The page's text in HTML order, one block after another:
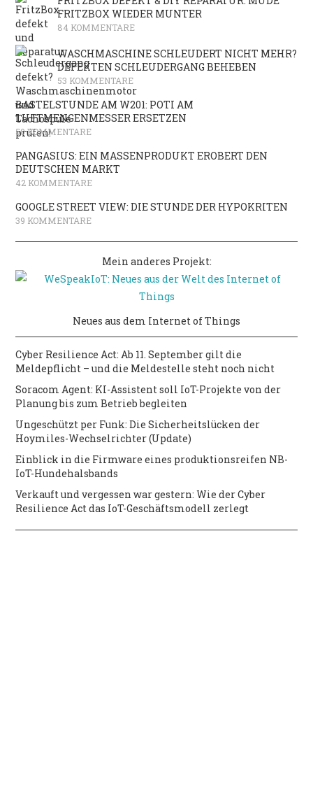
FRITZBOX WIEDER MUNTER
84 KOMMENTARE
WASCHMASCHINE SCHLEUDERT NICHT MEHR?
DEFEKTEN SCHLEUDERGANG BEHEBEN
53 KOMMENTARE
BASTELSTUNDE AM W201: POTI AM
LUFTMENGENMESSER ERSETZEN
50 KOMMENTARE
PANGASIUS: EIN MASSENPRODUKT EROBERT DEN
DEUTSCHEN MARKT
42 KOMMENTARE
GOOGLE STREET VIEW: DIE STUNDE DER HYPOKRITEN
39 KOMMENTARE
Mein anderes Projekt:
Neues aus dem Internet of Things
Cyber Resilience Act: Ab 11. September gilt die
Meldepflicht – und die Meldestelle steht noch nicht
Soracom Agent: KI-Assistent soll IoT-Projekte von der
Planung bis zum Betrieb begleiten
Ungeschützt per Funk: Die Sicherheitslücken der
Hoymiles-Wechselrichter (Update)
Einblick in die Firmware eines produktionsreifen NB-
IoT-Hundehalsbands
Verkauft und vergessen war gestern: Wie der Cyber
Resilience Act das IoT-Geschäftsmodell zerlegt